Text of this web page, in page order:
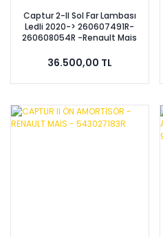
Captur 2-II Sol Far Lambası
Ledli 2020-> 260607491R-
260608054R -Renault Mais
36.500,00 TL